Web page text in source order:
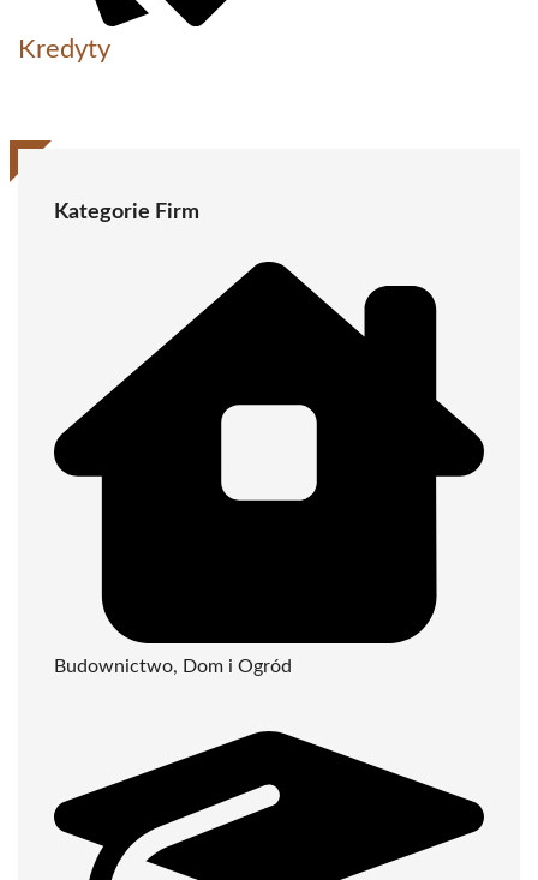
Kredyty
Kategorie Firm
Budownictwo, Dom i Ogród